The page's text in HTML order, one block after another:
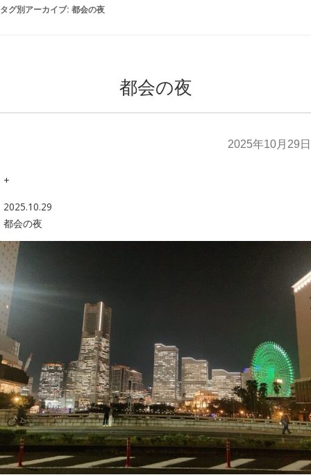
タグ別アーカイブ: 都会の夜
都会の夜
2025年10月29日
+
2025.10.29
都会の夜